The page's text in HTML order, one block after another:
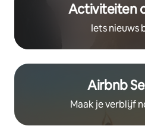
Activiteiten
Iets nieuws
Airbnb
Maak je verblijf